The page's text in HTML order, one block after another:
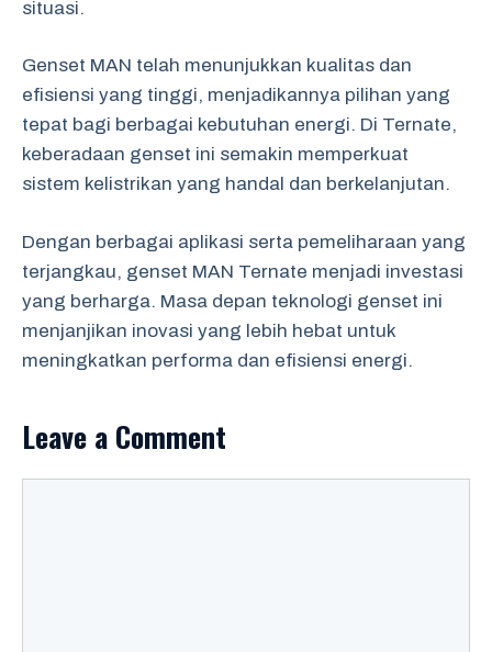
situasi.
Genset MAN telah menunjukkan kualitas dan
efisiensi yang tinggi, menjadikannya pilihan yang
tepat bagi berbagai kebutuhan energi. Di Ternate,
keberadaan genset ini semakin memperkuat
sistem kelistrikan yang handal dan berkelanjutan.
Dengan berbagai aplikasi serta pemeliharaan yang
terjangkau, genset MAN Ternate menjadi investasi
yang berharga. Masa depan teknologi genset ini
menjanjikan inovasi yang lebih hebat untuk
meningkatkan performa dan efisiensi energi.
Leave a Comment